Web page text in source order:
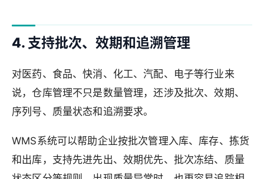
4. 支持批次、效期和追溯管理
对医药、食品、快消、化工、汽配、电子等行业来
说，仓库管理不只是数量管理，还涉及批次、效期、
序列号、质量状态和追溯要求。
WMS系统可以帮助企业按批次管理入库、库存、拣货
和出库，支持先进先出、效期优先、批次冻结、质量